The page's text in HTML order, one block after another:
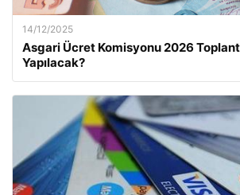
14/12/2025
Asgari Ücret Komisyonu 2026
Yapılacak?